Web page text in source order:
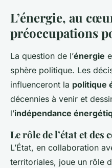
L’énergie, au
préoccupations
La question de l’énergie
sphère politique. Les
influenceront la politique
décennies à venir et
l’indépendance
Le rôle de l’état et des
L’État, en collaboration
territoriales, joue un rôle